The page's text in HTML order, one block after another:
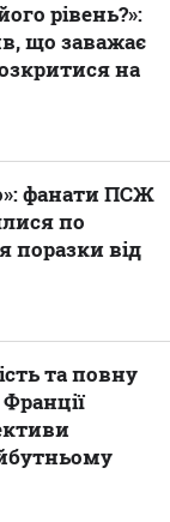
рівень?»:
що заважає
на
фанати ПСЖ
по
поразки від
та повну